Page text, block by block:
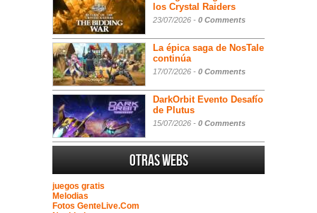
los Crystal Raiders
23/07/2026 - 0 Comments
La épica saga de NosTale
continúa
17/07/2026 - 0 Comments
DarkOrbit Evento Desafío
de Plutus
15/07/2026 - 0 Comments
Otras webs
juegos gratis
Melodias
Fotos GenteLive.Com